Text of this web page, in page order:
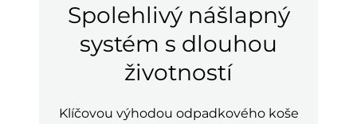
Spolehlivý nášlapný
systém s dlouhou
životností
Klíčovou výhodou odpadkového koše